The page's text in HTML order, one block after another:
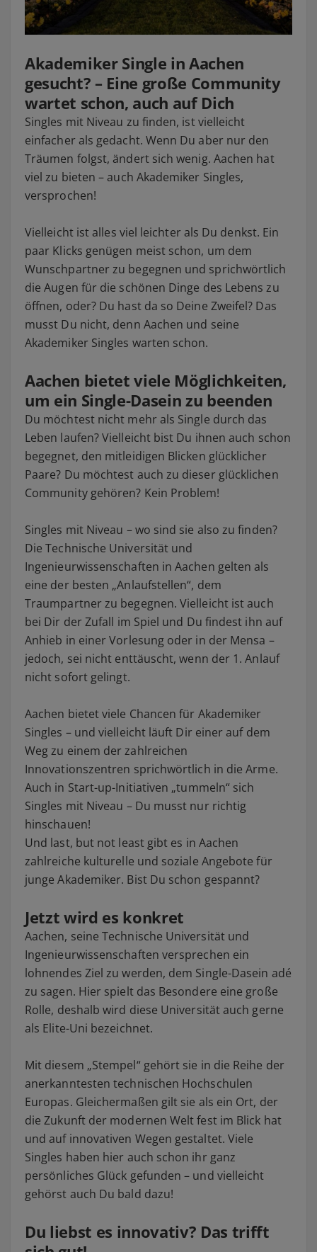
Akademiker Single in Aachen
gesucht? – Eine große Community
wartet schon, auch auf Dich
Singles mit Niveau zu finden, ist vielleicht
einfacher als gedacht. Wenn Du aber nur den
Träumen folgst, ändert sich wenig. Aachen hat
viel zu bieten – auch Akademiker Singles,
versprochen!
Vielleicht ist alles viel leichter als Du denkst. Ein
paar Klicks genügen meist schon, um dem
Wunschpartner zu begegnen und sprichwörtlich
die Augen für die schönen Dinge des Lebens zu
öffnen, oder? Du hast da so Deine Zweifel? Das
musst Du nicht, denn Aachen und seine
Akademiker Singles warten schon.
Aachen bietet viele Möglichkeiten,
um ein Single-Dasein zu beenden
Du möchtest nicht mehr als Single durch das
Leben laufen? Vielleicht bist Du ihnen auch schon
begegnet, den mitleidigen Blicken glücklicher
Paare? Du möchtest auch zu dieser glücklichen
Community gehören? Kein Problem!
Singles mit Niveau – wo sind sie also zu finden?
Die Technische Universität und
Ingenieurwissenschaften in Aachen gelten als
eine der besten „Anlaufstellen“, dem
Traumpartner zu begegnen. Vielleicht ist auch
bei Dir der Zufall im Spiel und Du findest ihn auf
Anhieb in einer Vorlesung oder in der Mensa –
jedoch, sei nicht enttäuscht, wenn der 1. Anlauf
nicht sofort gelingt.
Aachen bietet viele Chancen für Akademiker
Singles – und vielleicht läuft Dir einer auf dem
Weg zu einem der zahlreichen
Innovationszentren sprichwörtlich in die Arme.
Auch in Start-up-Initiativen „tummeln“ sich
Singles mit Niveau – Du musst nur richtig
hinschauen!
Und last, but not least gibt es in Aachen
zahlreiche kulturelle und soziale Angebote für
junge Akademiker. Bist Du schon gespannt?
Jetzt wird es konkret
Aachen, seine Technische Universität und
Ingenieurwissenschaften versprechen ein
lohnendes Ziel zu werden, dem Single-Dasein adé
zu sagen. Hier spielt das Besondere eine große
Rolle, deshalb wird diese Universität auch gerne
als Elite-Uni bezeichnet.
Mit diesem „Stempel“ gehört sie in die Reihe der
anerkanntesten technischen Hochschulen
Europas. Gleichermaßen gilt sie als ein Ort, der
die Zukunft der modernen Welt fest im Blick hat
und auf innovativen Wegen gestaltet. Viele
Singles haben hier auch schon ihr ganz
persönliches Glück gefunden – und vielleicht
gehörst auch Du bald dazu!
Du liebst es innovativ? Das trifft